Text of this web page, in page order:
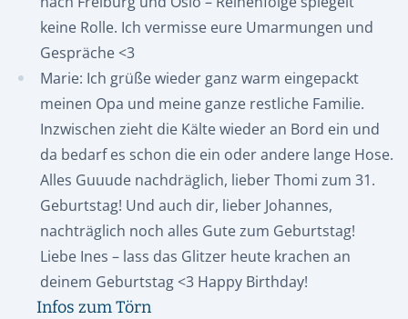
keine Rolle. Ich vermisse eure Umarmungen und
Gespräche <3
Marie: Ich grüße wieder ganz warm eingepackt
meinen Opa und meine ganze restliche Familie.
Inzwischen zieht die Kälte wieder an Bord ein und
da bedarf es schon die ein oder andere lange Hose.
Alles Guuude nachdräglich, lieber Thomi zum 31.
Geburtstag! Und auch dir, lieber Johannes,
nachträglich noch alles Gute zum Geburtstag!
Liebe Ines – lass das Glitzer heute krachen an
deinem Geburtstag <3 Happy Birthday!
Infos zum Törn